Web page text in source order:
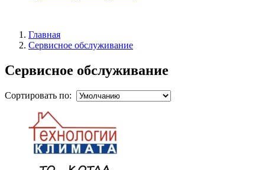
Главная
Сервисное обслуживание
Сервисное обслуживание
Сортировать по: